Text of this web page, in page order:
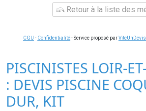
Retour à la liste des
CGU - Confidentialité- Service proposé par
PISCINISTES LOIR-
: DEVIS PISCINE
DUR, KIT